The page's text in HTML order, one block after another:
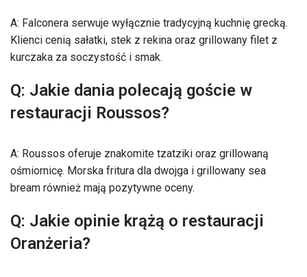
A: Falconera serwuje wyłącznie tradycyjną kuchnię grecką.
Klienci cenią sałatki, stek z rekina oraz grillowany filet z
kurczaka za soczystość i smak.
Q: Jakie dania polecają goście w
restauracji Roussos?
A: Roussos oferuje znakomite tzatziki oraz grillowaną
ośmiornicę. Morska fritura dla dwojga i grillowany sea
bream również mają pozytywne oceny.
Q: Jakie opinie krążą o restauracji
Oranżeria?